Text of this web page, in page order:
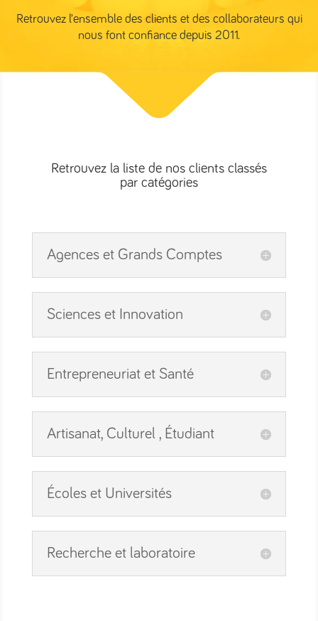
Retrouvez l’ensemble des clients et des collaborateurs qui
nous font confiance depuis 2011.
Retrouvez la liste de nos clients classés
par catégories
Agences et Grands Comptes
Sciences et Innovation
Entrepreneuriat et Santé
Artisanat, Culturel , Étudiant
Écoles et Universités
Recherche et laboratoire